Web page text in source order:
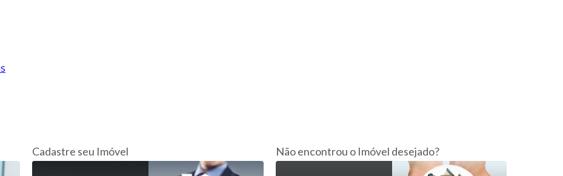
Cadastre seu Imóvel Não encontrou o Imóvel desejado?